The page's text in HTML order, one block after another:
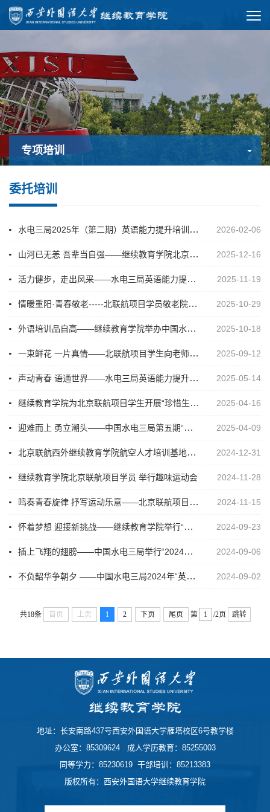
专项培训
委托培训
水电三局2025年（第二期）英语能力提升培训班圆满结业 2026-02-06
山河已无恙 吾辈当自强——继续教育学院北京联航项目师生公祭日前夕开展 “铭记历史·缅怀先烈”祭奠活动 2025-12-16
活力健步，走出风采——水电三局英语能力提升培训班成功举办校园健步走活动 2025-11-19
情暖重阳·青春敬老-----北联航项目学员敬老院送温暖文艺演出圆满成功 2025-10-29
外语培训品自高——继续教育学院举办中国水电三局2025年“英语能力提升培训班”（第2期） 2025-10-18
一束鲜花 一片真情——北联航项目学生向老师献礼祈福 2025-09-12
声动青春 语通世界——水电三局英语能力提升培训班举办英语朗读比赛 2025-05-14
继续教育学院为北京联航项目学生开展“珍惜生命 远离毒品”宣传教育活动 2025-04-16
迎难而上 勇立潮头——中国水电三局第五期“英语能力提升培训班”在西安外国语大学举办 2025-04-09
北京联航西外继续教育学院航空人才培训基地举行授装仪式暨“教学活动月”表彰活动 2024-12-31
继续教育学院北京联航项目学员 举行趣味运动会 2024-11-28
鸣奏青春旋律 抒写运动乐意——北京联航项目24级师生举办“捡秋”活动 2024-11-15
怀着梦想 迎接新挑战——继续教育学院举行“中留服（陕西）留学服务有限公司白俄维工大国际项目委培班”开学典礼 2024-09-23
插上飞翔的翅膀——中国水电三局举行“2024年英语能力提升培训班”（第二期）开班典礼 2024-09-06
不负韶华争朝夕 ——中国水电三局2024年“英语能力提升培训班”（第二期）学员开班 2024-09-02
共18条 首页 上页 1 2 下页 尾页 第 /2页 跳转
地址：长安南路437号西安外国语大学雁塔校区6号教学楼
办公室：85309624 成人学历教育：85255003
同等学力：85230619 干部培训：85213383
版权所有：西安外国语大学继续教育学院